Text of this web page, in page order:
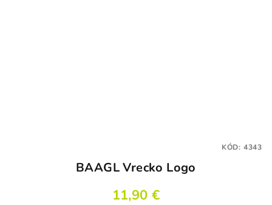
BAAGL Vrecko Logo
11,90 €
KÓD: 4343